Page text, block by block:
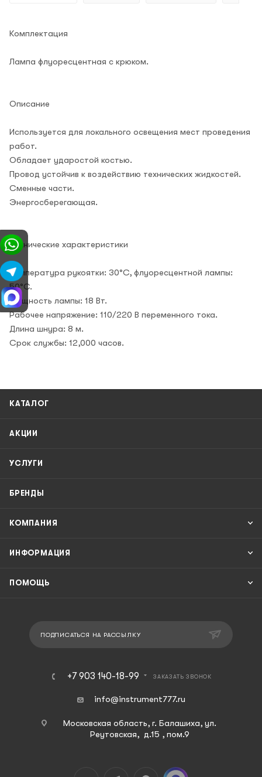
Комплектация
Лампа флуоресцентная с крюком.
Описание
Используется для локального освещения мест проведения
работ.
Обладает ударостой костью.
Провод устойчив к воздействию технических жидкостей.
Сменные части.
Энергосберегающая.
Технические характеристики
Температура рукоятки: 30°С, флуоресцентной лампы:
50°С.
Мощность лампы: 18 Вт.
Рабочее напряжение: 110/220 В переменного тока.
Длина шнура: 8 м.
Срок службы: 12,000 часов.
КАТАЛОГ
АКЦИИ
УСЛУГИ
БРЕНДЫ
КОМПАНИЯ
ИНФОРМАЦИЯ
ПОМОЩЬ
ПОДПИСАТЬСЯ НА РАССЫЛКУ
+7 903 140-18-99 ЗАКАЗАТЬ ЗВОНОК
info@instrument777.ru
Московская область, г. Балашиха, ул.
Реутовская, д.15 , пом.9